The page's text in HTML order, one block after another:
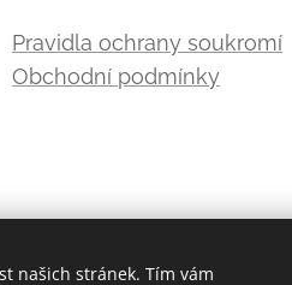
Pravidla ochrany soukromí
Obchodní podmínky
našich stránek. Tím vám